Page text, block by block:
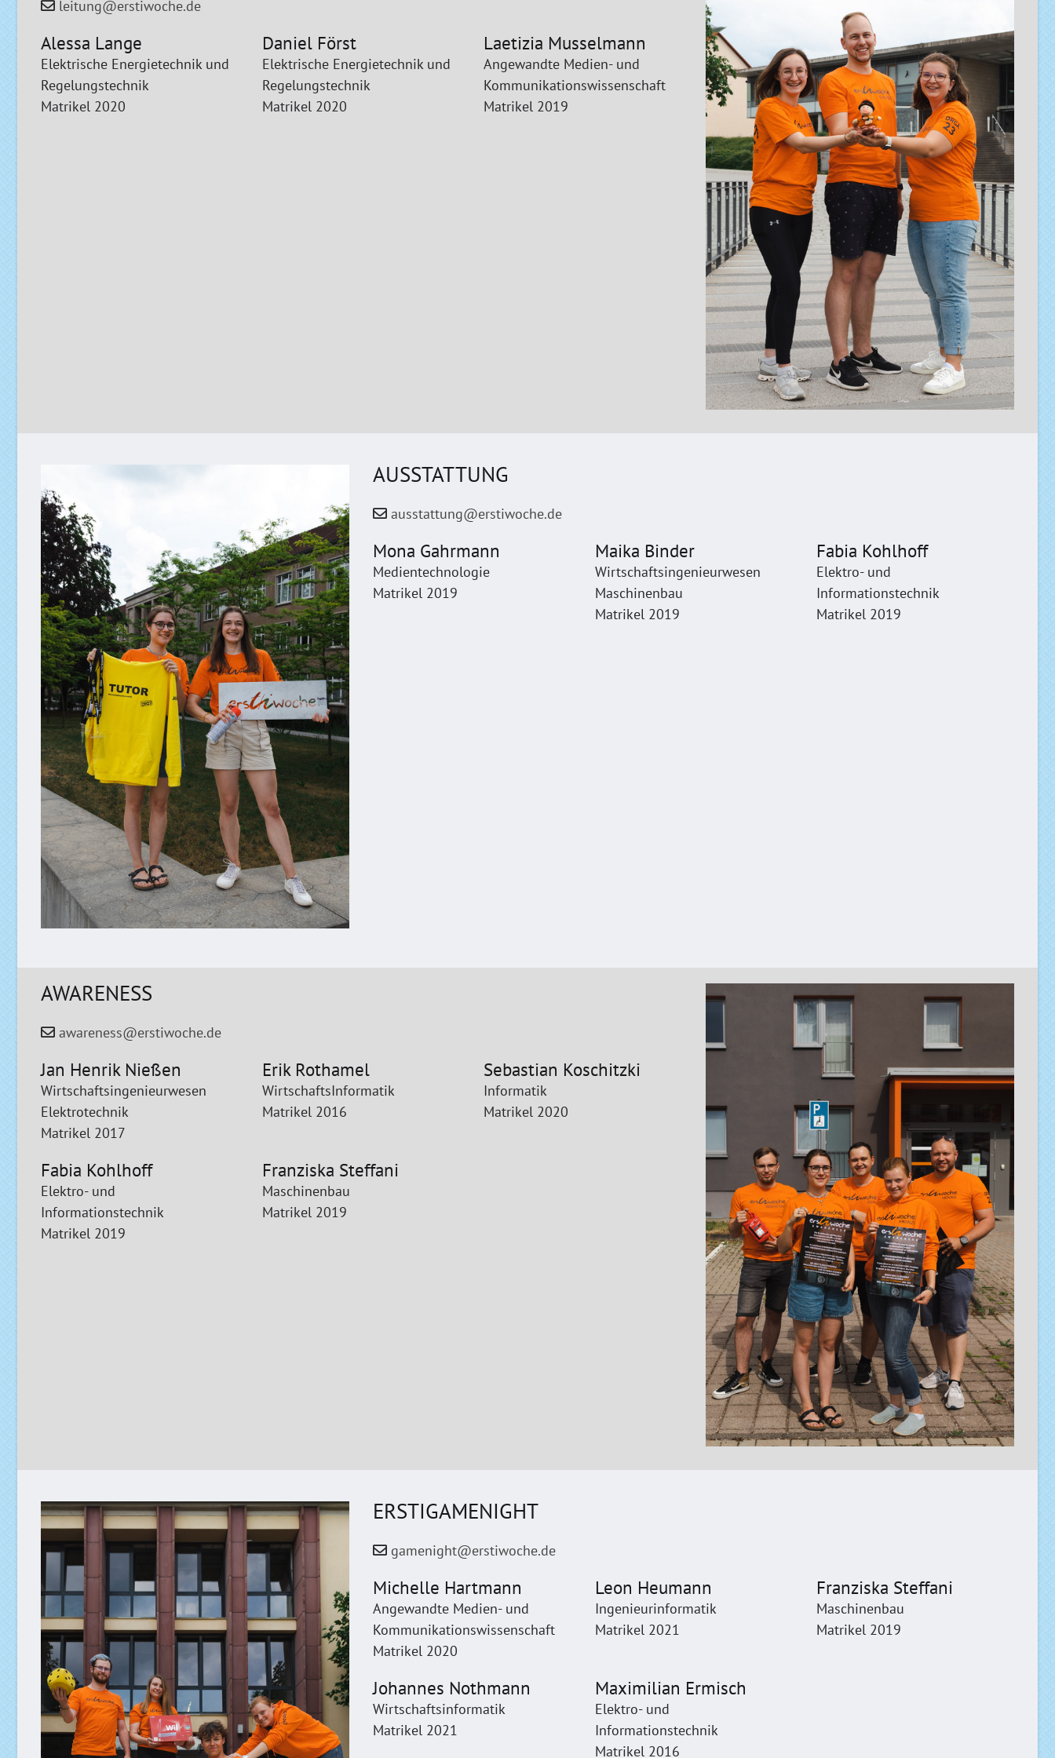
leitung@erstiwoche.de
Alessa Lange
Elektrische Energietechnik und
Regelungstechnik
Matrikel 2020
Daniel Först
Elektrische Energietechnik und
Regelungstechnik
Matrikel 2020
Laetizia Musselmann
Angewandte Medien- und
Kommunikationswissenschaft
Matrikel 2019
AUSSTATTUNG
ausstattung@erstiwoche.de
Mona Gahrmann
Medientechnologie
Matrikel 2019
Maika Binder
Wirtschaftsingenieurwesen
Maschinenbau
Matrikel 2019
Fabia Kohlhoff
Elektro- und
Informationstechnik
Matrikel 2019
AWARENESS
awareness@erstiwoche.de
Jan Henrik Nießen
Wirtschaftsingenieurwesen
Elektrotechnik
Matrikel 2017
Erik Rothamel
WirtschaftsInformatik
Matrikel 2016
Sebastian Koschitzki
Informatik
Matrikel 2020
Fabia Kohlhoff
Elektro- und
Informationstechnik
Matrikel 2019
Franziska Steffani
Maschinenbau
Matrikel 2019
ERSTIGAMENIGHT
gamenight@erstiwoche.de
Michelle Hartmann
Angewandte Medien- und
Kommunikationswissenschaft
Matrikel 2020
Leon Heumann
Ingenieurinformatik
Matrikel 2021
Franziska Steffani
Maschinenbau
Matrikel 2019
Johannes Nothmann
Wirtschaftsinformatik
Matrikel 2021
Maximilian Ermisch
Elektro- und
Informationstechnik
Matrikel 2016